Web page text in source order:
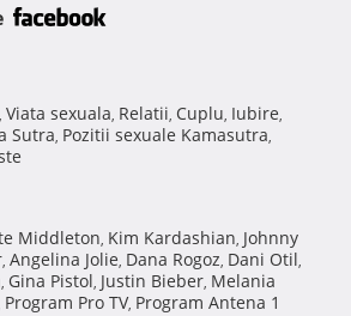
, Viata sexuala, Relatii, Cuplu, Iubire,
Sutra, Pozitii sexuale Kamasutra,
Middleton, Kim Kardashian, Johnny
, Angelina Jolie, Dana Rogoz, Dani Otil,
, Gina Pistol, Justin Bieber, Melania
Program Pro TV, Program Antena 1